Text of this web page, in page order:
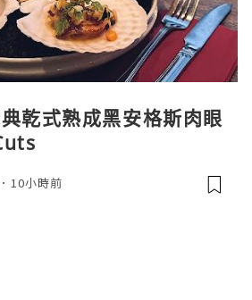
乾式熟成黑安格斯肉眼
10小時前